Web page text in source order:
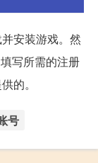
安装游戏。然
写所需的注册
的。
号